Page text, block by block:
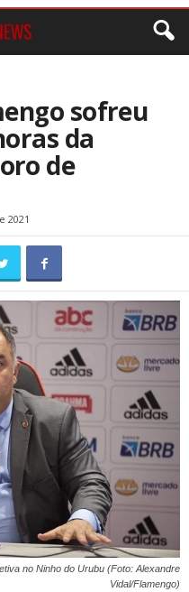
sofreu
da
de
2021
no Ninho do Urubu (Foto: Alexandre
Vidal/Flamengo)